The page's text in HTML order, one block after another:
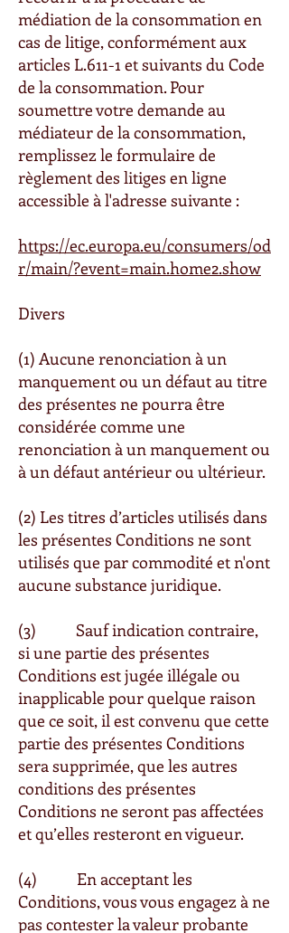
médiation de la consommation en
cas de litige, conformément aux
articles L.611-1 et suivants du Code
de la consommation. Pour
soumettre votre demande au
médiateur de la consommation,
remplissez le formulaire de
règlement des litiges en ligne
accessible à l'adresse suivante :
https://ec.europa.eu/consumers/od
r/main/?event=main.home2.show
Divers
(1) Aucune renonciation à un
manquement ou un défaut au titre
des présentes ne pourra être
considérée comme une
renonciation à un manquement ou
à un défaut antérieur ou ultérieur.
(2) Les titres d’articles utilisés dans
les présentes Conditions ne sont
utilisés que par commodité et n'ont
aucune substance juridique.
(3) Sauf indication contraire,
si une partie des présentes
Conditions est jugée illégale ou
inapplicable pour quelque raison
que ce soit, il est convenu que cette
partie des présentes Conditions
sera supprimée, que les autres
conditions des présentes
Conditions ne seront pas affectées
et qu’elles resteront en vigueur.
(4) En acceptant les
Conditions, vous vous engagez à ne
pas contester la valeur probante